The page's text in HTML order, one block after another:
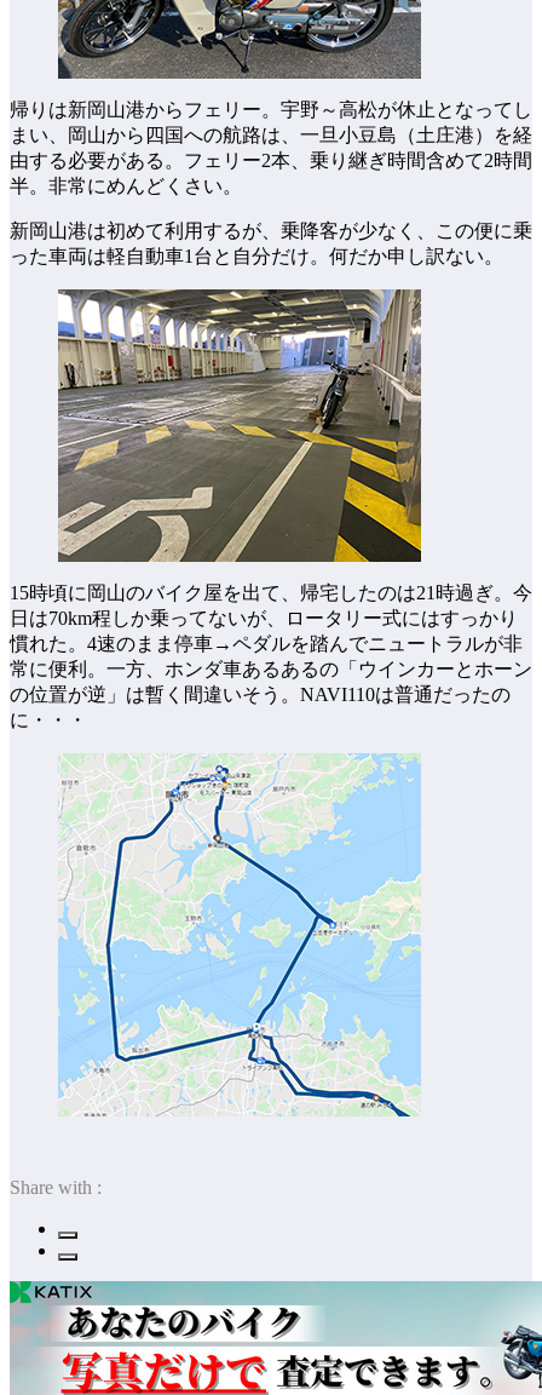
帰りは新岡山港からフェリー。宇野～高松が休止となってし
まい、岡山から四国への航路は、一旦小豆島（土庄港）を経
由する必要がある。フェリー2本、乗り継ぎ時間含めて2時間
半。非常にめんどくさい。
新岡山港は初めて利用するが、乗降客が少なく、この便に乗
った車両は軽自動車1台と自分だけ。何だか申し訳ない。
15時頃に岡山のバイク屋を出て、帰宅したのは21時過ぎ。今
日は70km程しか乗ってないが、ロータリー式にはすっかり
慣れた。4速のまま停車→ペダルを踏んでニュートラルが非
常に便利。一方、ホンダ車あるあるの「ウインカーとホーン
の位置が逆」は暫く間違いそう。NAVI110は普通だったの
に・・・
Share with :